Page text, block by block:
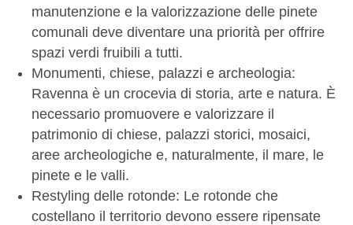
manutenzione e la valorizzazione delle pinete
comunali deve diventare una priorità per offrire
spazi verdi fruibili a tutti.
Monumenti, chiese, palazzi e archeologia:
Ravenna è un crocevia di storia, arte e natura. È
necessario promuovere e valorizzare il
patrimonio di chiese, palazzi storici, mosaici,
aree archeologiche e, naturalmente, il mare, le
pinete e le valli.
Restyling delle rotonde: Le rotonde che
costellano il territorio devono essere ripensate